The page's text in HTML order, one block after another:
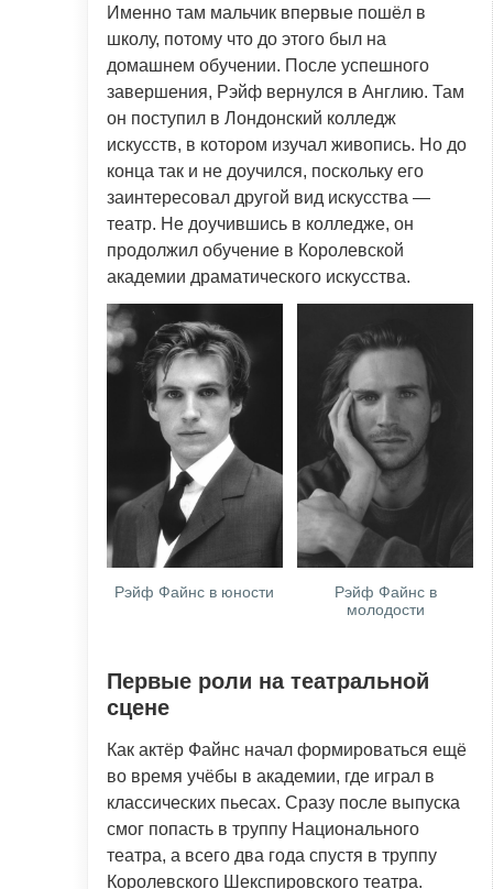
Именно там мальчик впервые пошёл в
школу, потому что до этого был на
домашнем обучении. После успешного
завершения, Рэйф вернулся в Англию. Там
он поступил в Лондонский колледж
искусств, в котором изучал живопись. Но до
конца так и не доучился, поскольку его
заинтересовал другой вид искусства —
театр. Не доучившись в колледже, он
продолжил обучение в Королевской
академии драматического искусства.
Рэйф Файнс в юности
Рэйф Файнс в
молодости
Первые роли на театральной
сцене
Как актёр Файнс начал формироваться ещё
во время учёбы в академии, где играл в
классических пьесах. Сразу после выпуска
смог попасть в труппу Национального
театра, а всего два года спустя в труппу
Королевского Шекспировского театра.